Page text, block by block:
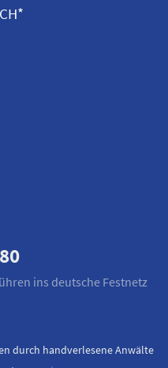
ins deutsche Festnetz
durch handverlesene Anwälte